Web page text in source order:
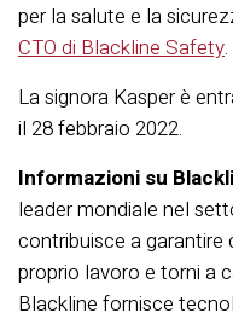
per la salute e la
CTO di Blackline Safety.
La signora Kasper è
il 28 febbraio 2022.
Informazioni su
leader mondiale nel
contribuisce a
proprio lavoro e torni a
Blackline fornisce